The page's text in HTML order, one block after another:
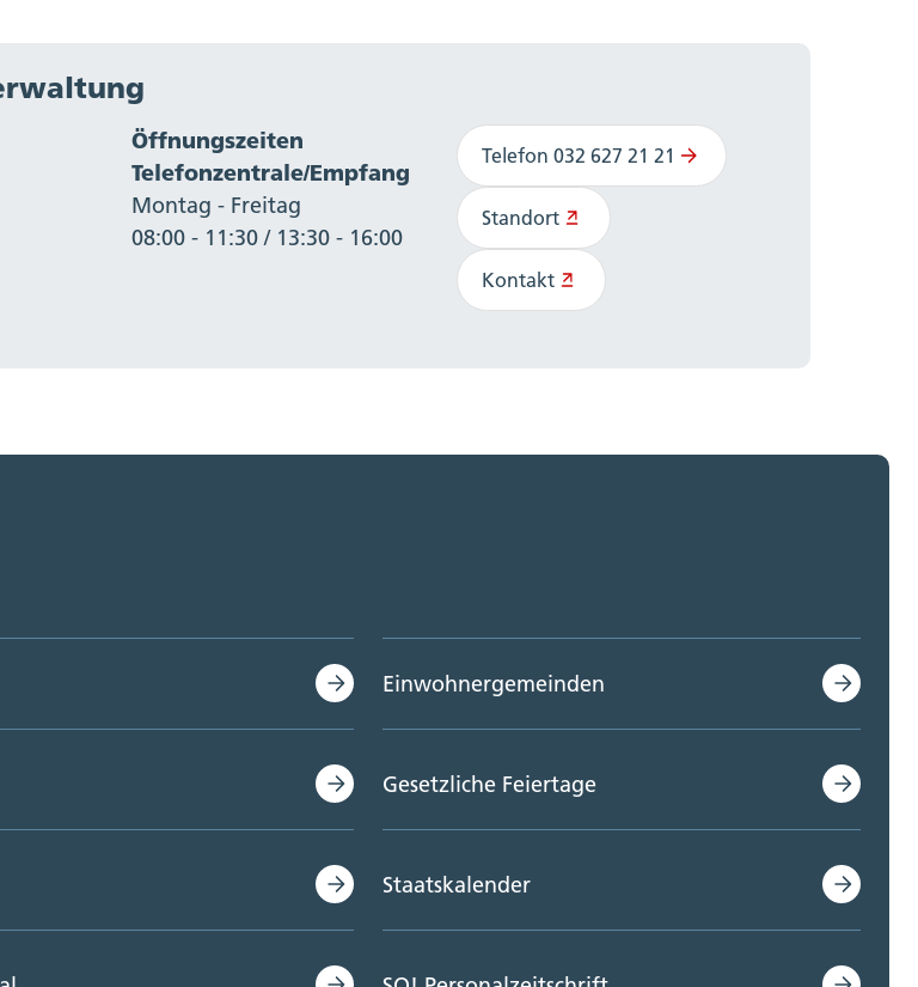
Öffnungszeiten
Telefonzentrale/Empfang
Montag - Freitag
08:00 - 11:30 / 13:30 - 16:00
Telefon 032 627 21 21
Standort
Kontakt
Einwohnergemeinden
Gesetzliche Feiertage
Staatskalender